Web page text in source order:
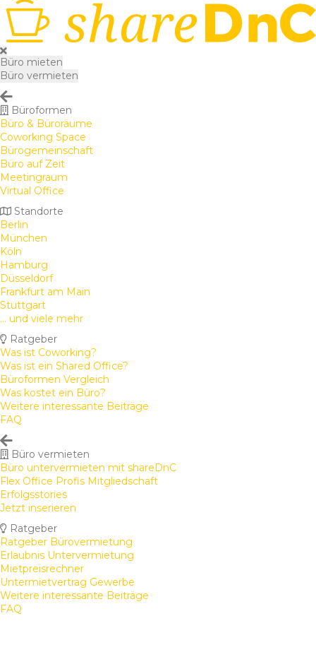
Büro mieten
Büro vermieten
Büroformen
Büro & Büroräume
Coworking Space
Bürogemeinschaft
Büro auf Zeit
Meetingraum
Virtual Office
Standorte
Berlin
München
Köln
Hamburg
Düsseldorf
Frankfurt am Main
Stuttgart
... und viele mehr
Ratgeber
Was ist Coworking?
Was ist ein Shared Office?
Büroformen Vergleich
Was kostet ein Büro?
Weitere interessante Beiträge
FAQ
Büro vermieten
Büro untervermieten mit shareDnC
Flex Office Profis Mitgliedschaft
Erfolgsstories
Jetzt inserieren
Ratgeber
Ratgeber Bürovermietung
Erlaubnis Untervermietung
Mietpreisrechner
Untermietvertrag Gewerbe
Weitere interessante Beiträge
FAQ